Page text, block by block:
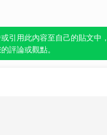
用此內容，透過發布貼
立場。
引用此內容至自己的貼文中，
評論或觀點。